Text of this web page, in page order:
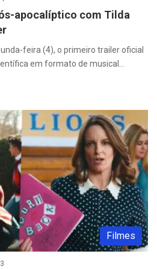
apocalíptico com Tilda
feira (4), o primeiro trailer oficial
em formato de musical…
Filmes